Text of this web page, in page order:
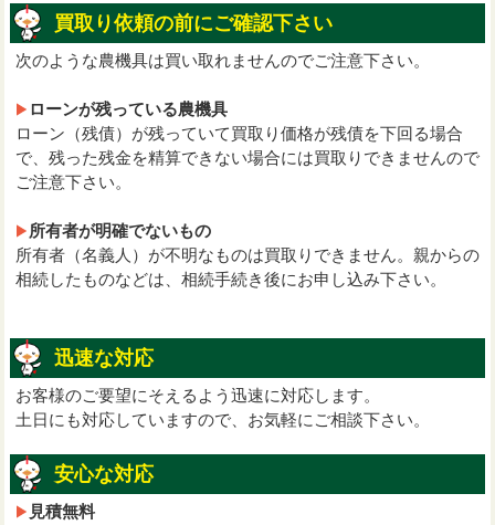
買取り依頼の前にご確認下さい
次のような農機具は買い取れませんのでご注意下さい。
ローンが残っている農機具
ローン（残債）が残っていて買取り価格が残債を下回る場合
で、残った残金を精算できない場合には買取りできませんので
ご注意下さい。
所有者が明確でないもの
所有者（名義人）が不明なものは買取りできません。親からの
相続したものなどは、相続手続き後にお申し込み下さい。
迅速な対応
お客様のご要望にそえるよう迅速に対応します。
土日にも対応していますので、お気軽にご相談下さい。
安心な対応
見積無料